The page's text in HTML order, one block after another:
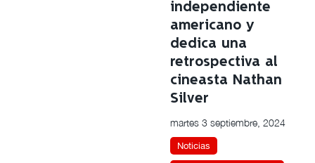
independiente
americano y
dedica una
retrospectiva al
cineasta Nathan
Silver
martes 3 septiembre, 2024
Noticias